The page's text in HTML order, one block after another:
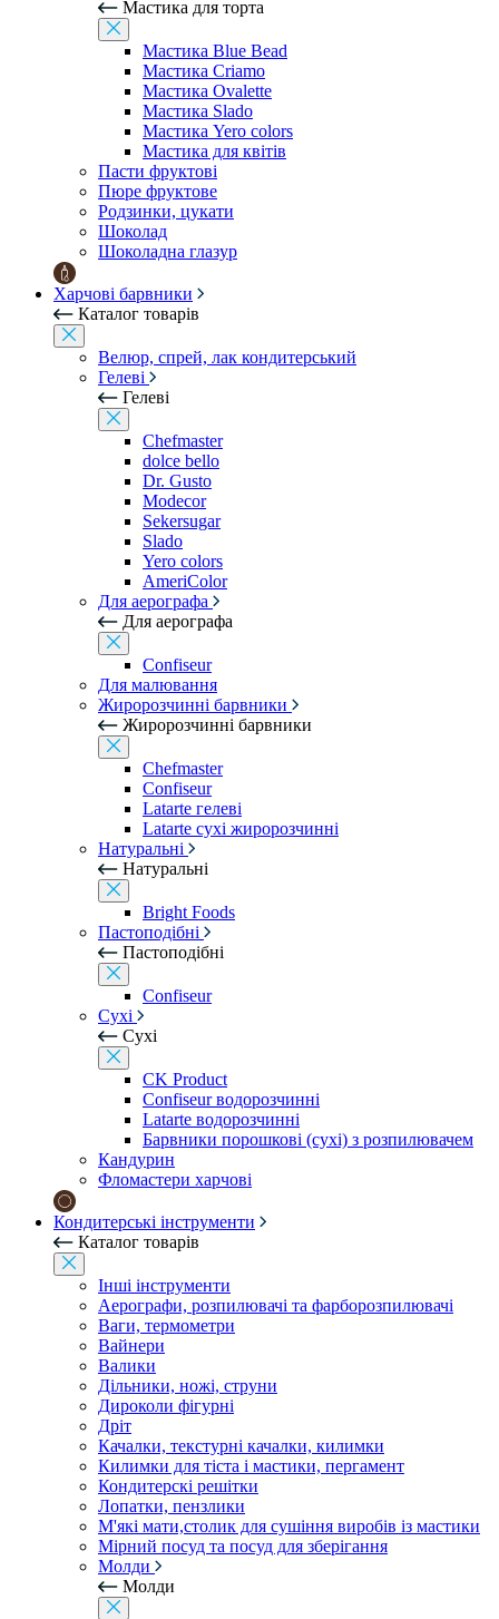
Мастика для торта
Мастика Blue Bead
Мастика Criamo
Мастика Ovalette
Мастика Slado
Мастика Yero colors
Мастика для квітів
Пасти фруктові
Пюре фруктове
Родзинки, цукати
Шоколад
Шоколадна глазур
Харчові барвники
Каталог товарів
Велюр, спрей, лак кондитерський
Гелеві
Гелеві
Chefmaster
dolce bello
Dr. Gusto
Modecor
Sekersugar
Slado
Yero colors
AmeriColor
Для аерографа
Для аерографа
Confiseur
Для малювання
Жиророзчинні барвники
Жиророзчинні барвники
Chefmaster
Confiseur
Latarte гелеві
Latarte сухі жиророзчинні
Натуральні
Натуральні
Bright Foods
Пастоподібні
Пастоподібні
Confiseur
Сухі
Сухі
CK Product
Confiseur водорозчинні
Latarte водорозчинні
Барвники порошкові (сухі) з розпилювачем
Кандурин
Фломастери харчові
Кондитерські інструменти
Каталог товарів
Інші інструменти
Аерографи, розпилювачі та фарборозпилювачі
Ваги, термометри
Вайнери
Валики
Дільники, ножі, струни
Дироколи фігурні
Дріт
Качалки, текстурні качалки, килимки
Килимки для тіста і мастики, пергамент
Кондитерскі решітки
Лопатки, пензлики
М'які мати,столик для сушіння виробів із мастики
Мірний посуд та посуд для зберігання
Молди
Молди